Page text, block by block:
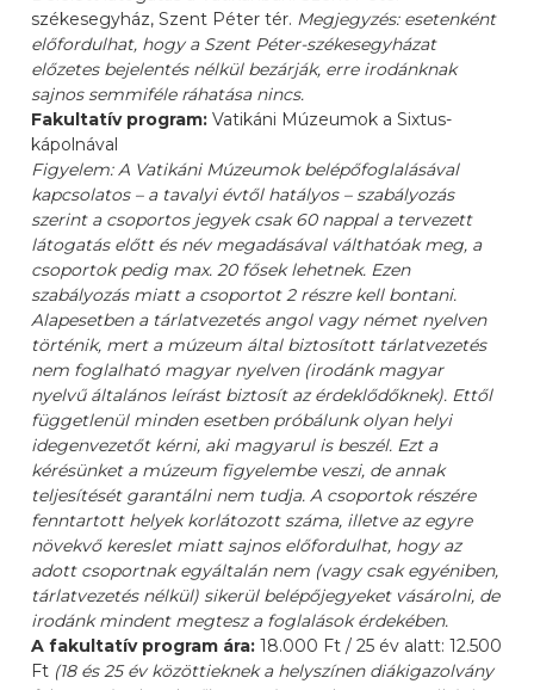
székesegyház, Szent Péter tér. Megjegyzés: esetenként
előfordulhat, hogy a Szent Péter-székesegyházat
előzetes bejelentés nélkül bezárják, erre irodánknak
sajnos semmiféle ráhatása nincs.
Fakultatív program:Vatikáni Múzeumok a Sixtus-
kápolnával
Figyelem: A Vatikáni Múzeumok belépőfoglalásával
kapcsolatos – a tavalyi évtől hatályos – szabályozás
szerint a csoportos jegyek csak 60 nappal a tervezett
látogatás előtt és név megadásával válthatóak meg, a
csoportok pedig max. 20 fősek lehetnek. Ezen
szabályozás miatt a csoportot 2 részre kell bontani.
Alapesetben a tárlatvezetés angol vagy német nyelven
történik, mert a múzeum által biztosított tárlatvezetés
nem foglalható magyar nyelven (irodánk magyar
nyelvű általános leírást biztosít az érdeklődőknek). Ettől
függetlenül minden esetben próbálunk olyan helyi
idegenvezetőt kérni, aki magyarul is beszél. Ezt a
kérésünket a múzeum figyelembe veszi, de annak
teljesítését garantálni nem tudja. A csoportok részére
fenntartott helyek korlátozott száma, illetve az egyre
növekvő kereslet miatt sajnos előfordulhat, hogy az
adott csoportnak egyáltalán nem (vagy csak egyéniben,
tárlatvezetés nélkül) sikerül belépőjegyeket vásárolni, de
irodánk mindent megtesz a foglalások érdekében.
A fakultatív program ára:18.000 Ft / 25 év alatt: 12.500
Ft (18 és 25 év közöttieknek a helyszínen diákigazolvány